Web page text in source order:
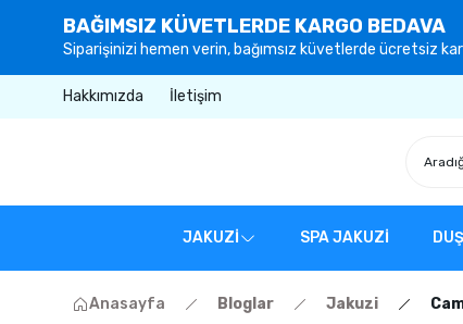
BAĞIMSIZ KÜVETLERDE KARGO BEDAVA
Siparişinizi hemen verin, bağımsız küvetlerde ücretsiz
Hakkımızda İletişim
JAKUZİ SPA JAKUZİ
Anasayfa Bloglar Jakuzi